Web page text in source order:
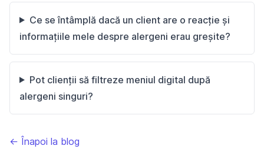
Ce se întâmplă dacă un client are o reacție și
informațiile mele despre alergeni erau greșite?
Pot clienții să filtreze meniul digital după
alergeni singuri?
← Înapoi la blog